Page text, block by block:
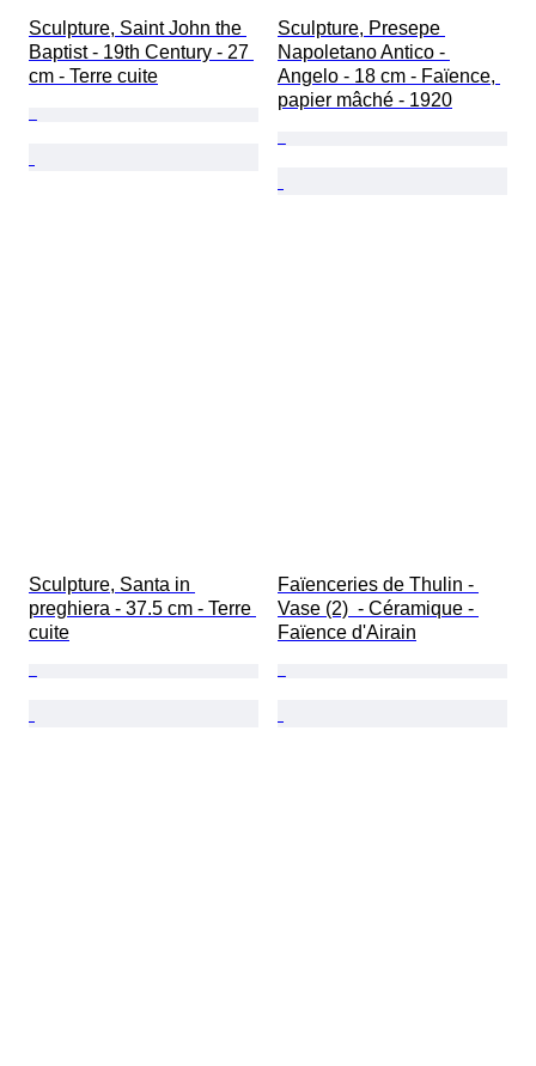
Sculpture, Saint John the
Baptist - 19th Century - 27
cm - Terre cuite
Sculpture, Presepe
Napoletano Antico -
Angelo - 18 cm - Faïence,
papier mâché - 1920
Sculpture, Santa in
preghiera - 37.5 cm - Terre
cuite
Faïenceries de Thulin -
Vase (2)  - Céramique -
Faïence d'Airain